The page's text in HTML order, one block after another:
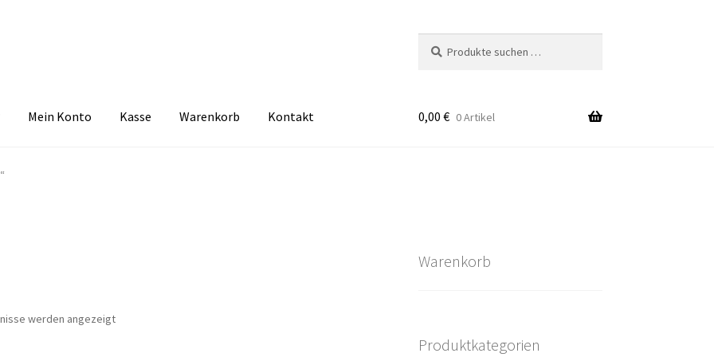
nach:
Mein Konto Kasse Warenkorb Kontakt 0,00 € 0 Artikel
werden angezeigtNach
Warenkorb
Produktkategorien